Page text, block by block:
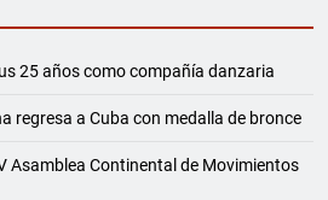
25 años como compañía danzaria
regresa a Cuba con medalla de bronce
Asamblea Continental de Movimientos